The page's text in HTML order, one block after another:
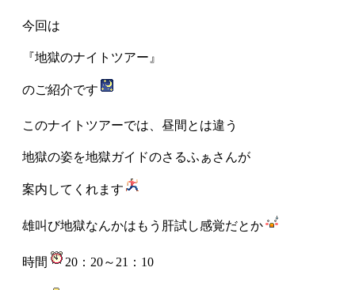
今回は
『地獄のナイトツアー』
のご紹介です
このナイトツアーでは、昼間とは違う
地獄の姿を地獄ガイドのさるふぁさんが
案内してくれます
雄叫び地獄なんかはもう肝試し感覚だとか
時間 20：20～21：10